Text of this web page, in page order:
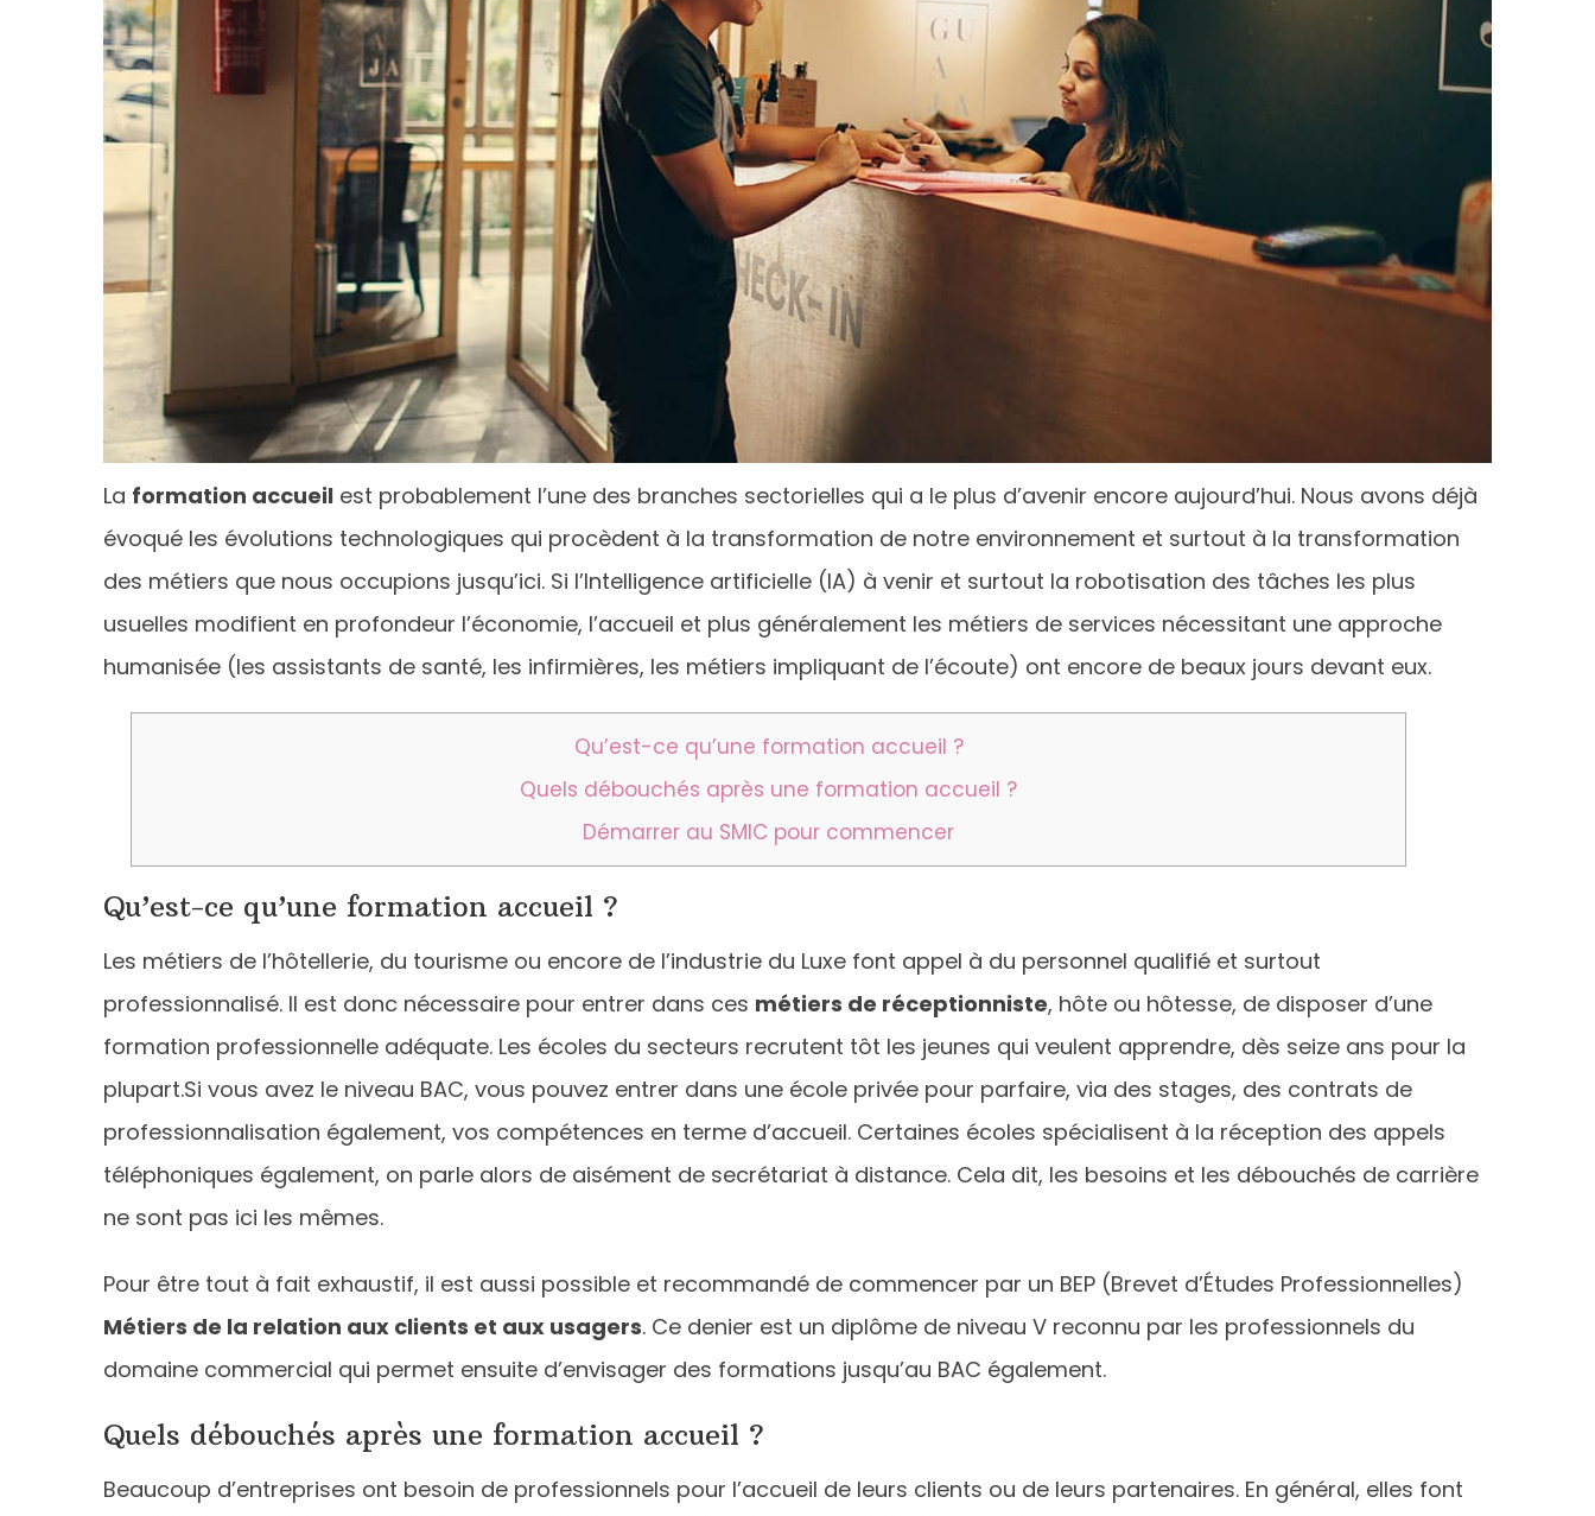
La formation accueil est probablement l’une des branches sectorielles qui a le plus d’avenir encore aujourd’hui. Nous avons déjà
évoqué les évolutions technologiques qui procèdent à la transformation de notre environnement et surtout à la transformation
des métiers que nous occupions jusqu’ici. Si l’Intelligence artificielle (IA) à venir et surtout la robotisation des tâches les plus
usuelles modifient en profondeur l’économie, l’accueil et plus généralement les métiers de services nécessitant une approche
humanisée (les assistants de santé, les infirmières, les métiers impliquant de l’écoute) ont encore de beaux jours devant eux.
Qu’est-ce qu’une formation accueil ?
Quels débouchés après une formation accueil ?
Démarrer au SMIC pour commencer
Qu’est-ce qu’une formation accueil ?
Les métiers de l’hôtellerie, du tourisme ou encore de l’industrie du Luxe font appel à du personnel qualifié et surtout
professionnalisé. Il est donc nécessaire pour entrer dans ces métiers de réceptionniste, hôte ou hôtesse, de disposer d’une
formation professionnelle adéquate. Les écoles du secteurs recrutent tôt les jeunes qui veulent apprendre, dès seize ans pour la
plupart.Si vous avez le niveau BAC, vous pouvez entrer dans une école privée pour parfaire, via des stages, des contrats de
professionnalisation également, vos compétences en terme d’accueil. Certaines écoles spécialisent à la réception des appels
téléphoniques également, on parle alors de aisément de secrétariat à distance. Cela dit, les besoins et les débouchés de carrière
ne sont pas ici les mêmes.
Pour être tout à fait exhaustif, il est aussi possible et recommandé de commencer par un BEP (Brevet d’Études Professionnelles)
Métiers de la relation aux clients et aux usagers. Ce denier est un diplôme de niveau V reconnu par les professionnels du
domaine commercial qui permet ensuite d’envisager des formations jusqu’au BAC également.
Quels débouchés après une formation accueil ?
Beaucoup d’entreprises ont besoin de professionnels pour l’accueil de leurs clients ou de leurs partenaires. En général, elles font